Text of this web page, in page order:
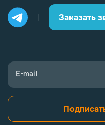
E-mail